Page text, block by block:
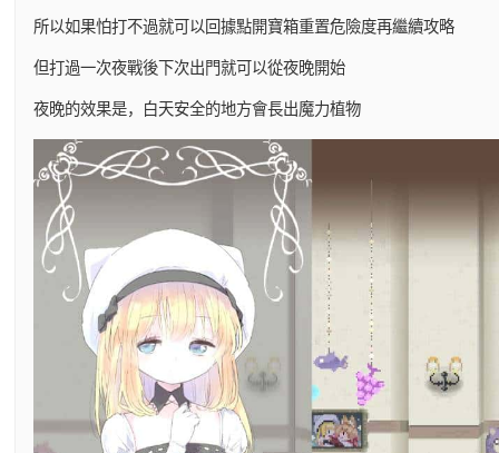
所以如果怕打不過就可以回據點開寶箱重置危險度再繼續攻略
但打過一次夜戰後下次出門就可以從夜晚開始
夜晚的效果是，白天安全的地方會長出魔力植物